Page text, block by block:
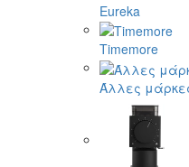
Eureka
Timemore
Άλλες